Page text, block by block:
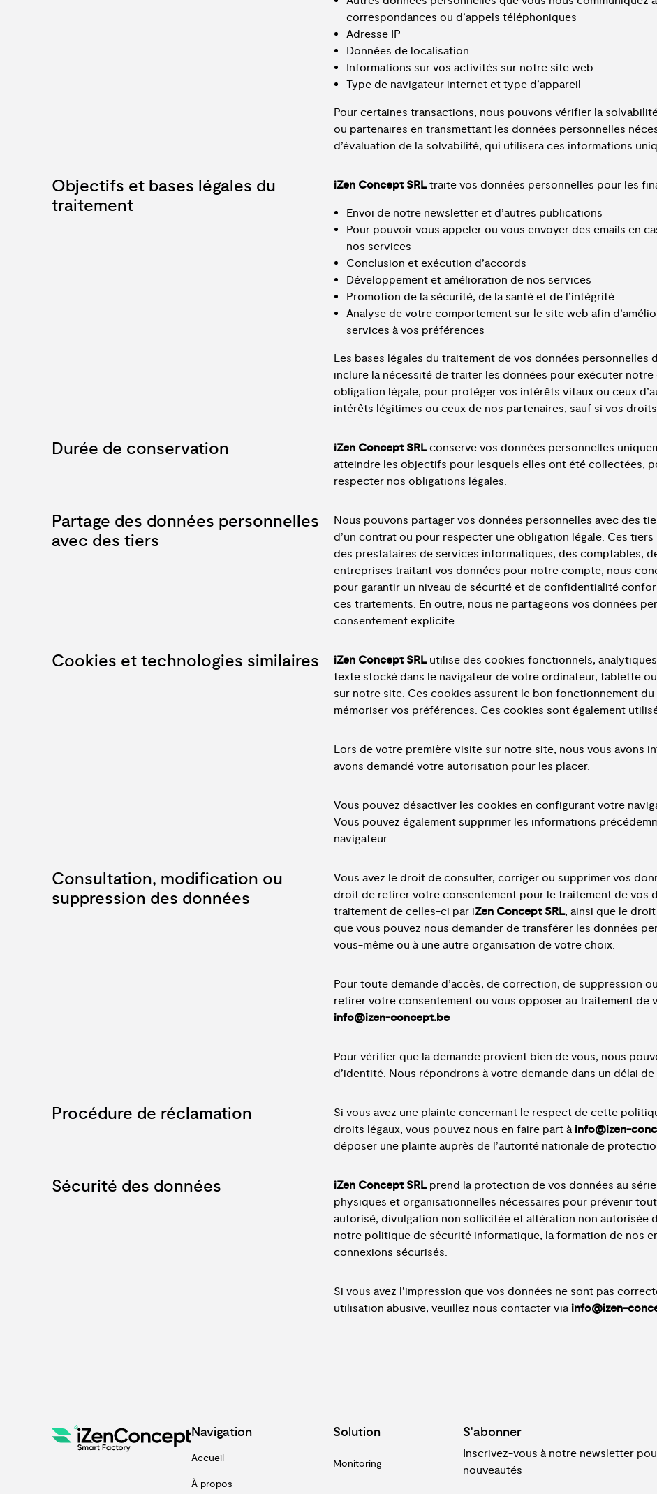
correspondances ou d’appels téléphoniques
Adresse IP
Données de localisation
Informations sur vos activités sur notre site web
Type de navigateur internet et type d’appareil
Pour certaines transactions, nous pouvons vérifier la
ou partenaires en transmettant les données personnelles
d’évaluation de la solvabilité, qui utilisera ces informations
Objectifs et bases légales du
traitement
iZen Concept SRLtraite vos données personnelles pour les
Envoi de notre newsletter et d’autres publications
Pour pouvoir vous appeler ou vous envoyer des emails en
nos services
Conclusion et exécution d’accords
Développement et amélioration de nos services
Promotion de la sécurité, de la santé et de l’intégrité
Analyse de votre comportement sur le site web afin
services à vos préférences
Les bases légales du traitement de vos données
inclure la nécessité de traiter les données pour exécuter
obligation légale, pour protéger vos intérêts vitaux ou ceux
intérêts légitimes ou ceux de nos partenaires, sauf si vos
Durée de conservation iZen Concept SRLconserve vos données personnelles
atteindre les objectifs pour lesquels elles ont été collectées,
respecter nos obligations légales.
Partage des données personnelles
avec des tiers
Nous pouvons partager vos données personnelles avec des
d’un contrat ou pour respecter une obligation légale. Ces
des prestataires de services informatiques, des comptables,
entreprises traitant vos données pour notre compte, nous
pour garantir un niveau de sécurité et de confidentialité
ces traitements. En outre, nous ne partageons vos données
consentement explicite.
Cookies et technologies similaires iZen Concept SRLutilise des cookies fonctionnels,
texte stocké dans le navigateur de votre ordinateur, tablette
sur notre site. Ces cookies assurent le bon fonctionnement
mémoriser vos préférences. Ces cookies sont également
Lors de votre première visite sur notre site, nous vous avons
avons demandé votre autorisation pour les placer.
Vous pouvez désactiver les cookies en configurant votre
Vous pouvez également supprimer les informations
navigateur.
Consultation, modification ou
suppression des données
Vous avez le droit de consulter, corriger ou supprimer vos
droit de retirer votre consentement pour le traitement de vos
traitement de celles-ci par iZen Concept SRL, ainsi que le
que vous pouvez nous demander de transférer les données
vous-même ou à une autre organisation de votre choix.
Pour toute demande d’accès, de correction, de suppression
retirer votre consentement ou vous opposer au traitement de
info@izen-concept.be
Pour vérifier que la demande provient bien de vous, nous
d’identité. Nous répondrons à votre demande dans un délai de
Procédure de réclamation
Si vous avez une plainte concernant le respect de cette
droits légaux, vous pouvez nous en faire part àinfo@izen-
déposer une plainte auprès de l’autorité nationale de
Sécurité des données iZen Concept SRLprend la protection de vos données au
physiques et organisationnelles nécessaires pour prévenir
autorisé, divulgation non sollicitée et altération non autorisée
notre politique de sécurité informatique, la formation de nos
connexions sécurisés.
Si vous avez l’impression que vos données ne sont pas
utilisation abusive, veuillez nous contacter viainfo@izen-
Navigation
Accueil
À propos
Solution
Monitoring
S'abonner
Inscrivez-vous à notre newsletter
nouveautés